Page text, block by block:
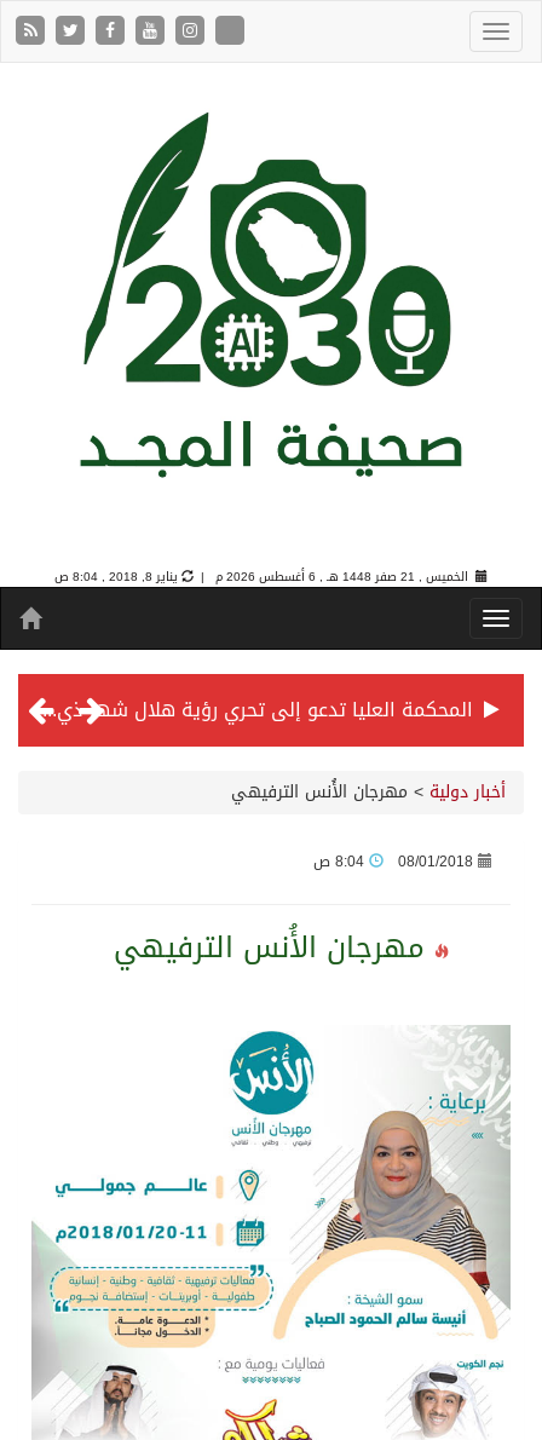
الخميس , 21 صفر 1448 هـ , 6 أغسطس 2026 م | يناير 8, 2018 , 8:04 ص
المحكمة العليا تدعو إلى تحري رؤية هلال شهر ذي الحجة مساء يوم الأحد الثلاثين من شهر ذي القعدة -حسب تقويم أم القرى- التاسع والعشرين حسب قرار المحكمة العليا
سمو ولي العهد يرأس جلسة مجلس الوزراء في جدة
المملكة تؤكد أهمية استمرارية العمليات التشغيلية البحرية وضمان حماية إمدادات الطاقة وسلاسل الإمداد
المحكمة العليا غدٍ الخميس هو المكمل لشهر رمضان
أخبار دولية > مهرجان الأُنس الترفيهي
08/01/2018
مهرجان الأُنس الترفيهي